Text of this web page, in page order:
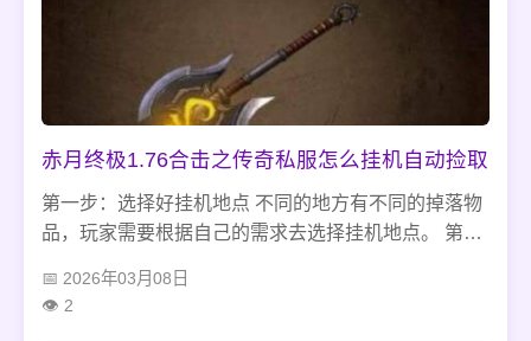
赤月终极1.76合击之传奇私服怎么挂机自动捡取
第一步：选择好挂机地点 不同的地方有不同的掉落物
品，玩家需要根据自己的需求去选择挂机地点。 第二
模式非常重要，可以让玩家不用手动操作，自动攻击
2026年03月08日
2